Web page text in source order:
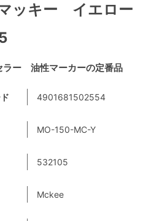
ラー 油性マーカーの定番品
ッキー イエロー
4901681502554
MO-150-MC-Y
532105
Mckee